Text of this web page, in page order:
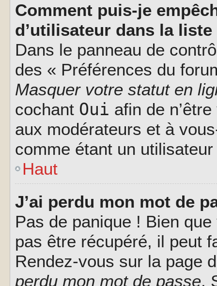
Comment puis-je
d’utilisateur dans la
Dans le panneau de
des « Préférences du
Masquer votre statut en
cochant Oui afin de
aux modérateurs et à
comme étant un
Haut
J’ai perdu mon mot de
Pas de panique ! Bien
pas être récupéré, il peut
Rendez-vous sur la page
perdu mon mot de passe.